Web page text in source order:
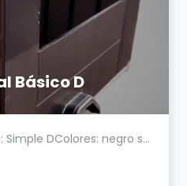
Básico D
DColores: negro s...